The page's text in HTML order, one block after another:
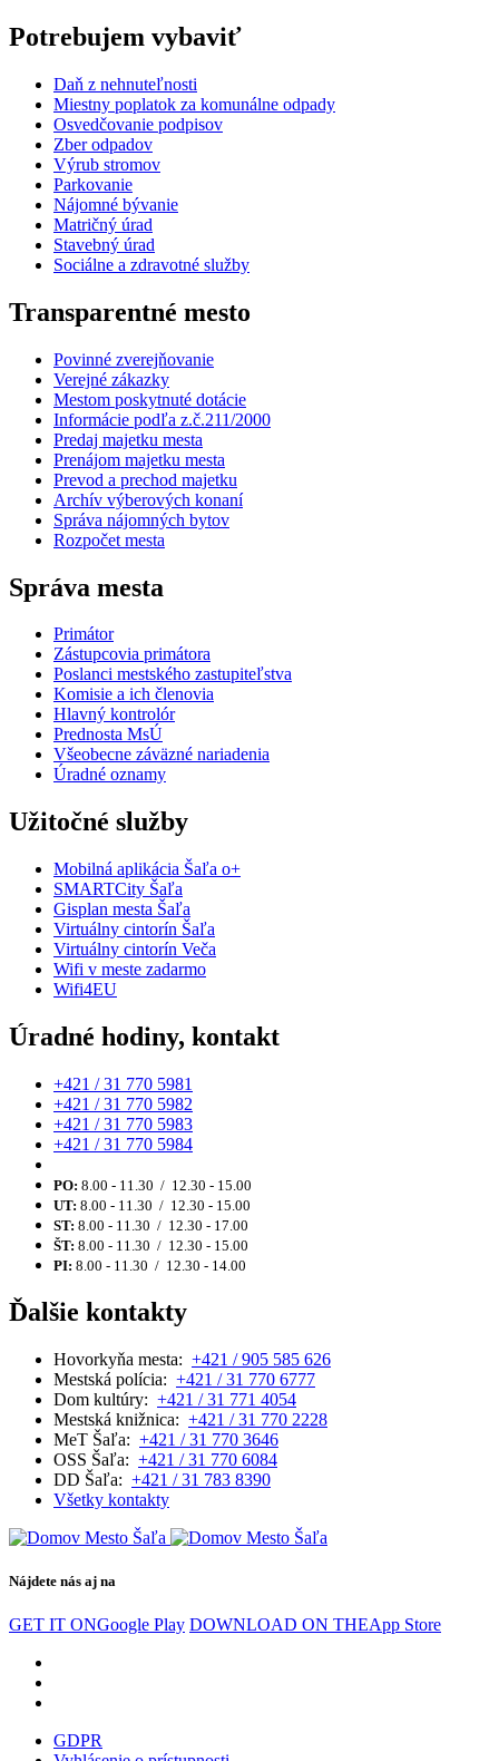
Potrebujem vybaviť
Daň z nehnuteľnosti
Miestny poplatok za komunálne odpady
Osvedčovanie podpisov
Zber odpadov
Výrub stromov
Parkovanie
Nájomné bývanie
Matričný úrad
Stavebný úrad
Sociálne a zdravotné služby
Transparentné mesto
Povinné zverejňovanie
Verejné zákazky
Mestom poskytnuté dotácie
Informácie podľa z.č.211/2000
Predaj majetku mesta
Prenájom majetku mesta
Prevod a prechod majetku
Archív výberových konaní
Správa nájomných bytov
Rozpočet mesta
Správa mesta
Primátor
Zástupcovia primátora
Poslanci mestského zastupiteľstva
Komisie a ich členovia
Hlavný kontrolór
Prednosta MsÚ
Všeobecne záväzné nariadenia
Úradné oznamy
Užitočné služby
Mobilná aplikácia Šaľa o+
SMARTCity Šaľa
Gisplan mesta Šaľa
Virtuálny cintorín Šaľa
Virtuálny cintorín Veča
Wifi v meste zadarmo
Wifi4EU
Úradné hodiny, kontakt
+421 / 31 770 5981
+421 / 31 770 5982
+421 / 31 770 5983
+421 / 31 770 5984
PO: 8.00 - 11.30 / 12.30 - 15.00
UT: 8.00 - 11.30 / 12.30 - 15.00
ST: 8.00 - 11.30 / 12.30 - 17.00
ŠT: 8.00 - 11.30 / 12.30 - 15.00
PI: 8.00 - 11.30 / 12.30 - 14.00
Ďalšie kontakty
Hovorkyňa mesta: +421 / 905 585 626
Mestská polícia: +421 / 31 770 6777
Dom kultúry: +421 / 31 771 4054
Mestská knižnica: +421 / 31 770 2228
MeT Šaľa: +421 / 31 770 3646
OSS Šaľa: +421 / 31 770 6084
DD Šaľa: +421 / 31 783 8390
Všetky kontakty
Nájdete nás aj na
GET IT ONGoogle Play DOWNLOAD ON THEApp Store
GDPR